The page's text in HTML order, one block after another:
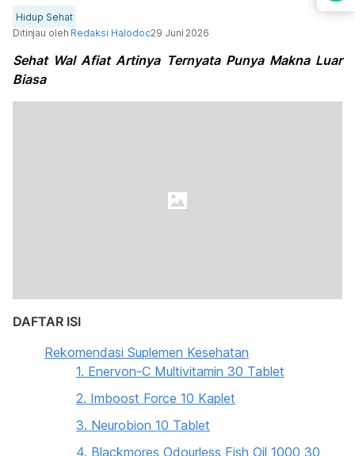
Hidup Sehat
Ditinjau oleh Redaksi Halodoc29 Juni 2026
Sehat Wal Afiat Artinya Ternyata Punya Makna Luar
Biasa
DAFTAR ISI
Rekomendasi Suplemen Kesehatan
1. Enervon-C Multivitamin 30 Tablet
2. Imboost Force 10 Kaplet
3. Neurobion 10 Tablet
4. Blackmores Odourless Fish Oil 1000 30